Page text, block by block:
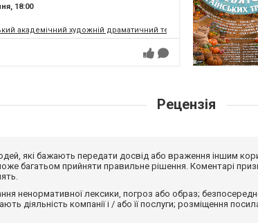
18:00
академічний художній драматичний театр
Рецензія
які бажають передати досвід або враження іншим
багатьом прийняти правильне рішення. Коментарі
ненормативної лексики, погроз або образ;
діяльність компанії і / або її послуги; розміщення